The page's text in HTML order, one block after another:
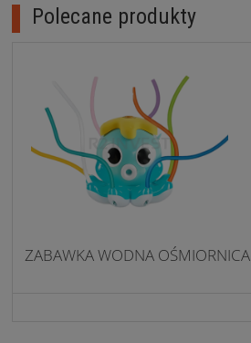
Polecane produkty
ZABAWKA WODNA OŚMIORNICA